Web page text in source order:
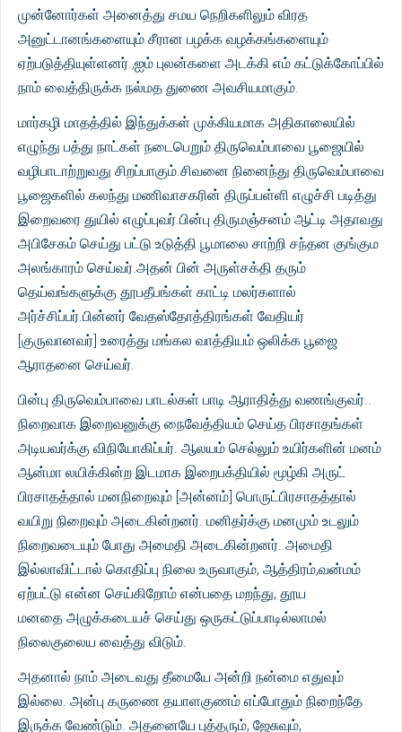
முன்னோர்கள் அனைத்து சமய நெறிகளிலும் விரத
அனுட்டானங்களையும் சீரான பழக்க வழக்கங்களையும்
ஏற்படுத்தியுள்ளனர்.,ஐம் புலன்களை அடக்கி எம் கட்டுக்கோப்பில்
நாம் வைத்திருக்க நல்மத துணை அவசியமாகும்.
மார்கழி மாதத்தில் இந்துக்கள் முக்கியமாக அதிகாலையில்
எழுந்து பத்து நாட்கள் நடைபெறும் திருவெம்பாவை பூஜையில்
வழிபாடாற்றுவது சிறப்பாகும்.சிவனை நினைந்து திருவெம்பாவை
பூஜைகளில் கலந்து மணிவாசகரின் திருப்பள்ளி எழுச்சி படித்து
இறைவரை துயில் எழுப்புவர்.பின்பு திருமஞ்சனம் ஆட்டி அதாவது
அபிசேகம் செய்து பட்டு உடுத்தி பூமாலை சாற்றி சந்தன குங்கும
அலங்காரம் செய்வர்.அதன் பின் அருள்சக்தி தரும்
தெய்வங்களுக்கு தூபதீபங்கள் காட்டி மலர்களால்
அர்ச்சிப்பர்.பின்னர் வேதஸ்தோத்திரங்கள் வேதியர்
[குருவானவர்] உரைத்து மங்கல வாத்தியம் ஒலிக்க பூஜை
ஆராதனை செய்வர்.
பின்பு திருவெம்பாவை பாடல்கள் பாடி ஆராதித்து வணங்குவர்..
நிறைவாக இறைவனுக்கு நைவேத்தியம் செய்த பிரசாதங்கள்
அடியவர்க்கு விநியோகிப்பர். ஆலயம் செல்லும் உயிர்களின் மனம்
ஆன்மா லயிக்கின்ற இடமாக இறைபக்தியில் மூழ்கி அருட்
பிரசாதத்தால் மனநிறைவும் [அன்னம்] பொருட்பிரசாதத்தால்
வயிறு நிறைவும் அடைகின்றனர். மனிதர்க்கு மனமும் உடலும்
நிறைவடையும் போது அமைதி அடைகின்றனர்..அமைதி
இல்லாவிட்டால் கொதிப்பு நிலை உருவாகும், ஆத்திரம்,வன்மம்
ஏற்பட்டு என்ன செய்கிறோம் என்பதை மறந்து, தூய
மனதை அழுக்கடையச் செய்து ஒருகட்டுப்பாடில்லாமல்
நிலைகுலைய வைத்து விடும்.
அதனால் நாம் அடைவது தீமையே அன்றி நன்மை எதுவும்
இல்லை. அன்பு கருணை தயாளகுணம் எப்போதும் நிறைந்தே
இருக்க வேண்டும். அதனையே புத்தரும், ஜேசுவும்,